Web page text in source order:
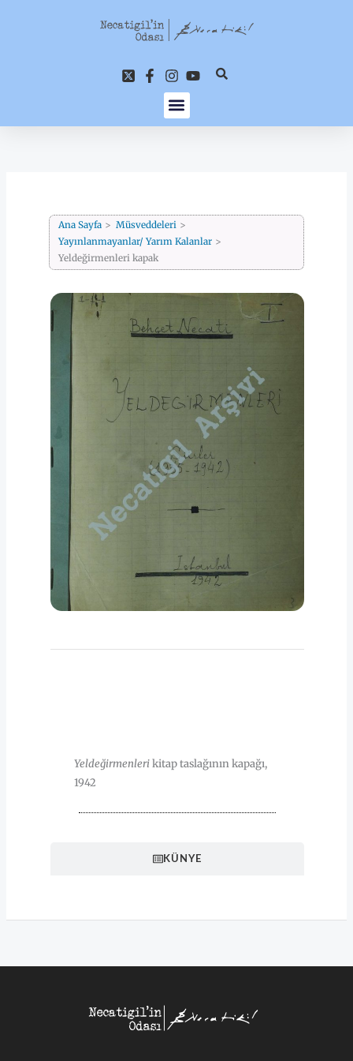
Ana Sayfa
Müsveddeleri
Yayınlanmayanlar/ Yarım Kalanlar
Yeldeğirmenleri kapak
KÜNYE
Yeldeğirmenlerikitap taslağının kapağı,
1942